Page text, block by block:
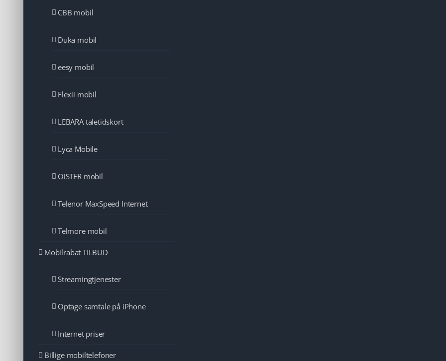
CBB mobil
Duka mobil
eesy mobil
Flexii mobil
LEBARA taletidskort
Lyca Mobile
OiSTER mobil
Telenor MaxSpeed Internet
Telmore mobil
Mobilrabat TILBUD
Streamingtjenester
Optage samtale på iPhone
Internet priser
Billige mobiltelefoner